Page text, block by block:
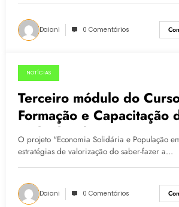
Daiani 0 Comentários
29.06.2015
NOTÍCIAS
Terceiro módulo do
Formação e Capacitação
Multiplicadores inicia no
O projeto "Economia Solidária e População
estratégias de valorização do saber-fazer a…
Daiani 0 Comentários